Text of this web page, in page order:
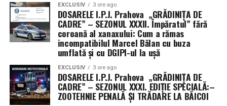
— traficul încetează, iar economia mondială intră în
colaps.
Deși navele de război americane au reușit să se protejeze
de drone și bărci rapide, ele au eșuat în misiunea de a
extinde această protecție asupra flotei comerciale.
Auto-apărarea nu este suficientă atunci când misiunea
ta principală este menținerea căilor navigabile deschise.
EXCLUSIV 3 ore ago
DOSARELE I.P.J. Prahova „GRĂDINIȚA DE
CADRE” – SEZONUL XXXII. Împăratul” fără
coroană al xanaxului: Cum a rămas
incompatibilul Marcel Bălan cu buza
umflată și cu DGIPI-ul la ușă
EXCLUSIV 3 ore ago
DOSARELE I.P.J. Prahova „GRĂDINIȚA DE
CADRE” – SEZONUL XXXI. EDIȚIE SPECIALĂ:–
ZOOTEHNIE PENALĂ ȘI TRĂDARE LA BĂICOI